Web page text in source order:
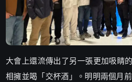
大會上還流傳出了另一張更加吸睛
相擁並喝「交杯酒」。明明兩個月